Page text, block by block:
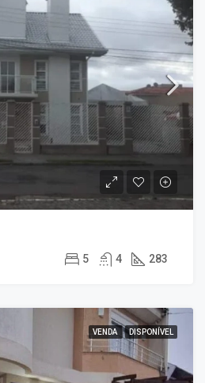
5 4 283
VENDA DISPONÍVEL